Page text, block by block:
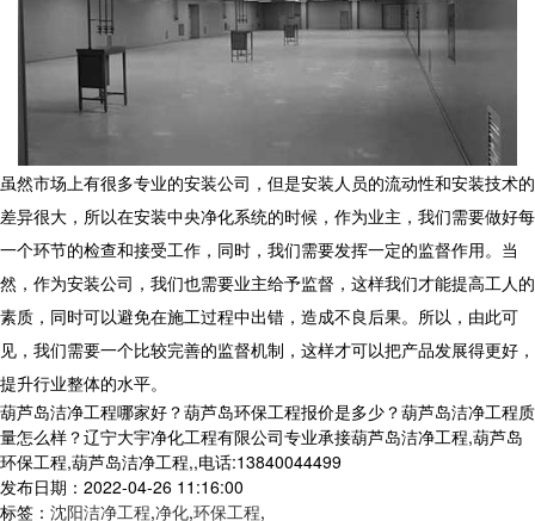
虽然市场上有很多专业的安装公司，但是安装人员的流动性和安装技术的
差异很大，所以在安装中央净化系统的时候，作为业主，我们需要做好每
一个环节的检查和接受工作，同时，我们需要发挥一定的监督作用。当
然，作为安装公司，我们也需要业主给予监督，这样我们才能提高工人的
素质，同时可以避免在施工过程中出错，造成不良后果。所以，由此可
见，我们需要一个比较完善的监督机制，这样才可以把产品发展得更好，
提升行业整体的水平。
葫芦岛洁净工程哪家好？葫芦岛环保工程报价是多少？葫芦岛洁净工程质
量怎么样？辽宁大宇净化工程有限公司专业承接葫芦岛洁净工程,葫芦岛
环保工程,葫芦岛洁净工程,,电话:13840044499
发布日期：2022-04-26 11:16:00
标签： 沈阳洁净工程,净化,环保工程,